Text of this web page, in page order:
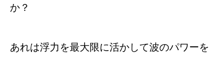
か？
あれは浮力を最大限に活かして波のパワーを